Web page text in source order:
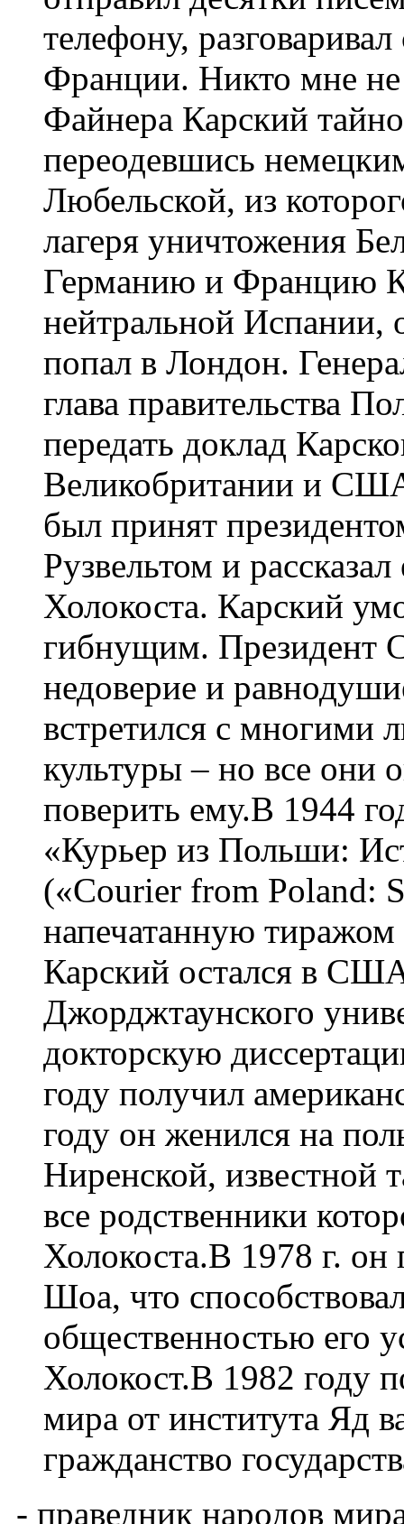
телефону,
Франции. Никто мне
Файнера Карский
переодевшись
Любельской, из
лагеря уничтожения
Германию и Францию
нейтральной Испании,
попал в Лондон.
глава правительства
передать доклад
Великобритании и
был принят
Рузвельтом и
Холокоста. Карский
гибнущим. Президент
недоверие и
встретился с многими
культуры – но все они
поверить ему.В 1944
«Курьер из Польши:
(«Courier from Poland:
напечатанную
Карский остался в
Джорджтаунского
докторскую
году получил
году он женился на
Ниренской, известной
все родственники
Холокоста.В 1978 г.
Шоа, что
общественностью его
Холокост.В 1982 году
мира от института Яд
гражданство
- праведник народов